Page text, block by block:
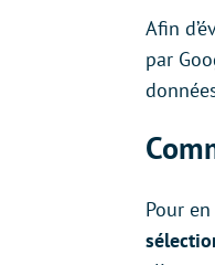
Afin
par
Pour